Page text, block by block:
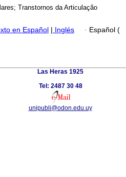
Transtornos da Articulação
en Español | Inglés · Español (
Las Heras 1925
Tel: 2487 30 48
unipubli@odon.edu.uy